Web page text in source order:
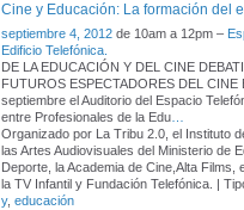
Cine y Educación: La formación del
septiembre 4, 2012 de 10am a 12pm –
Edificio Telefónica.
DE LA EDUCACIÓN Y DEL CINE
FUTUROS ESPECTADORES DEL CINE
septiembre el Auditorio del Espacio
entre Profesionales de la Edu
Organizado por La Tribu 2.0, el Instituto
las Artes Audiovisuales del Ministerio de
Deporte, la Academia de Cine,Alta Films,
la TV Infantil y Fundación Telefónica. |
y, educación